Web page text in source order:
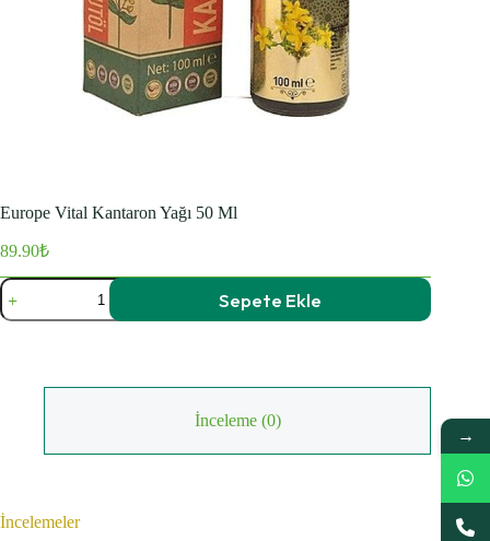
Europe Vital Kantaron Yağı 50 Ml
89.90₺
Europe
Vital
Kantaron
Sepete Ekle
İnceleme (0)
İncelemeler
→